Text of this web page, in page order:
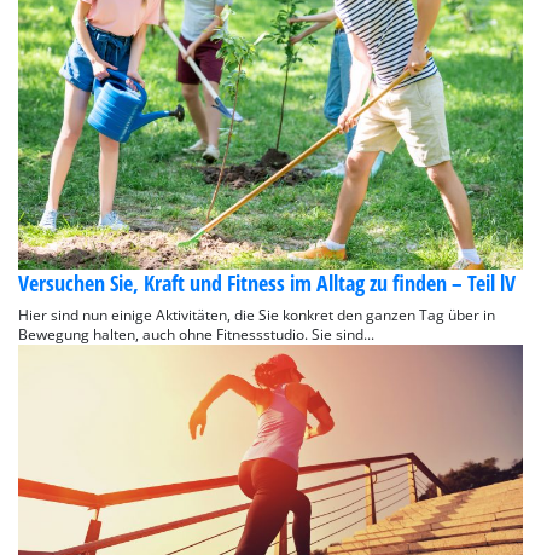
Versuchen Sie, Kraft und Fitness im Alltag zu finden – Teil lV
Hier sind nun einige Aktivitäten, die Sie konkret den ganzen Tag über in
Bewegung halten, auch ohne Fitnessstudio. Sie sind...